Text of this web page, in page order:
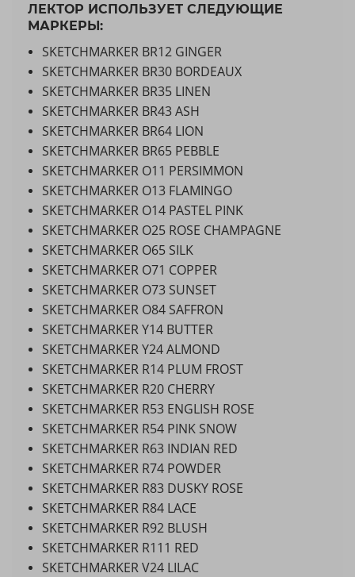
ЛЕКТОР ИСПОЛЬЗУЕТ СЛЕДУЮЩИЕ
МАРКЕРЫ:
SKETCHMARKER BR12 GINGER
SKETCHMARKER BR30 BORDEAUX
SKETCHMARKER BR35 LINEN
SKETCHMARKER BR43 ASH
SKETCHMARKER BR64 LION
SKETCHMARKER BR65 PEBBLE
SKETCHMARKER O11 PERSIMMON
SKETCHMARKER O13 FLAMINGO
SKETCHMARKER O14 PASTEL PINK
SKETCHMARKER O25 ROSE CHAMPAGNE
SKETCHMARKER O65 SILK
SKETCHMARKER O71 COPPER
SKETCHMARKER O73 SUNSET
SKETCHMARKER O84 SAFFRON
SKETCHMARKER Y14 BUTTER
SKETCHMARKER Y24 ALMOND
SKETCHMARKER R14 PLUM FROST
SKETCHMARKER R20 CHERRY
SKETCHMARKER R53 ENGLISH ROSE
SKETCHMARKER R54 PINK SNOW
SKETCHMARKER R63 INDIAN RED
SKETCHMARKER R74 POWDER
SKETCHMARKER R83 DUSKY ROSE
SKETCHMARKER R84 LACE
SKETCHMARKER R92 BLUSH
SKETCHMARKER R111 RED
SKETCHMARKER V24 LILAC